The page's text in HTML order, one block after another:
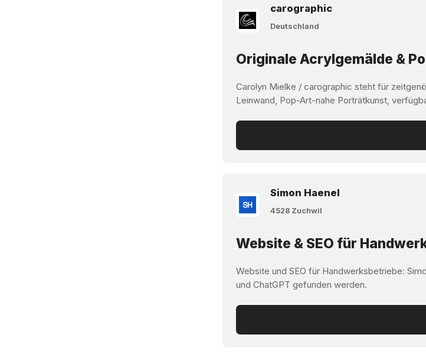
carographic
Deutschland
Originale Acrylgemälde &
Carolyn Mielke / carographic steht für
Leinwand, Pop-Art-nahe Porträtkunst,
Simon Haenel
4528 Zuchwil
Website & SEO für
Website und SEO für Handwerksbetriebe:
und ChatGPT gefunden werden.